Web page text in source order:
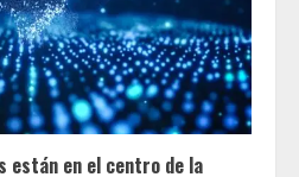
están en el centro de la